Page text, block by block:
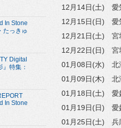
12月14日(土) 愛
12月15日(日) 愛
12月21日(土) 宮
12月22日(日) 宮
01月08日(水) 北
01月09日(木) 北
01月18日(土) 愛
01月19日(日) 愛
01月25日(土) 兵
In Stone
たっきゅ
Digital
特集：
In Stone